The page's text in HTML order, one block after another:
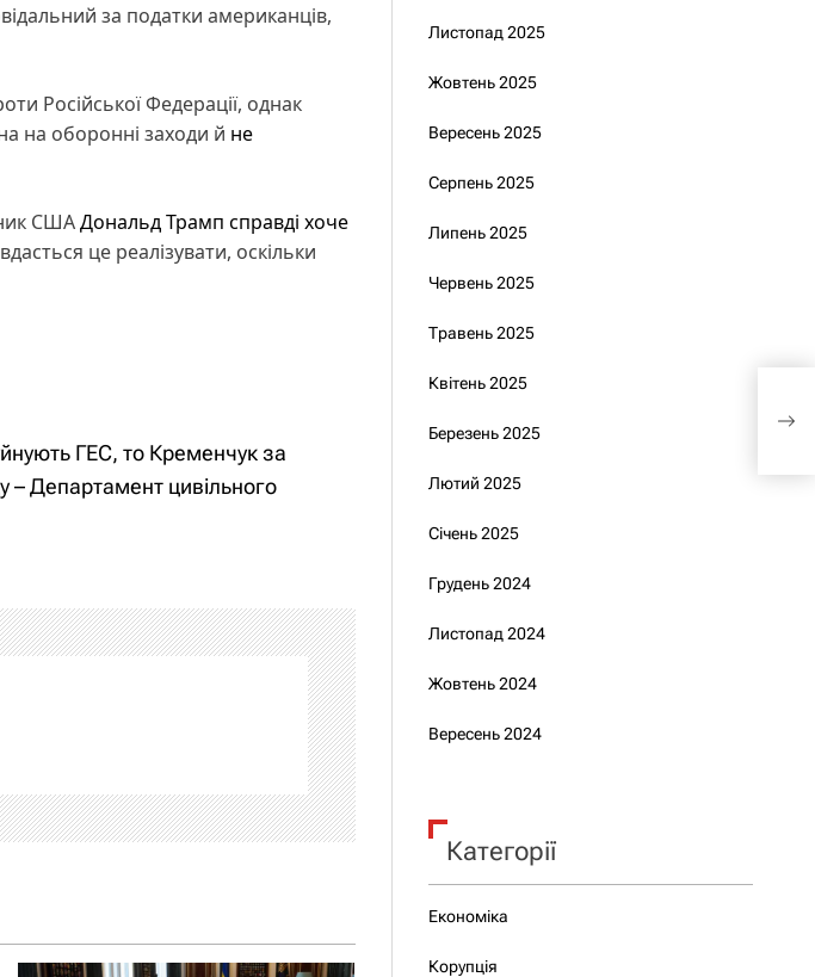
за податки американців,
Російської Федерації, однак
на оборонні заходи й не
СШАДональд Трамп справді хоче
це реалізувати, оскільки
ГЕС, то Кременчук за
– Департамент цивільного
Листопад 2025
Жовтень 2025
Вересень 2025
Серпень 2025
Липень 2025
Червень 2025
Травень 2025
Квітень 2025
Березень 2025
Лютий 2025
Січень 2025
Грудень 2024
Листопад 2024
Жовтень 2024
Вересень 2024
Категорії
Економіка
Корупція